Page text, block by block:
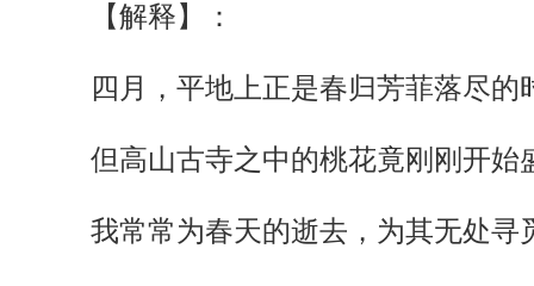
【解释】：
四月，平地上正是春归芳菲落尽的
但高山古寺之中的桃花竟刚刚开始
我常常为春天的逝去，为其无处寻